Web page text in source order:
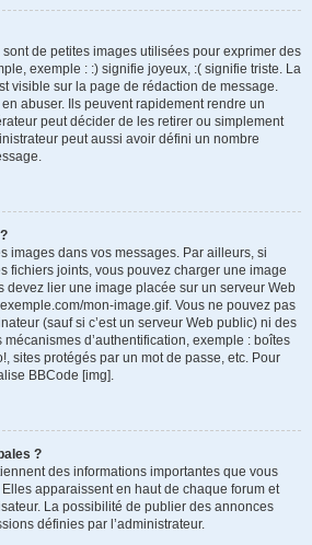
de petites images utilisées pour exprimer des
exemple : :) signifie joyeux, :( signifie triste. La
visible sur la page de rédaction de message.
abuser. Ils peuvent rapidement rendre un
peut décider de les retirer ou simplement
peut aussi avoir défini un nombre
images dans vos messages. Par ailleurs, si
fichiers joints, vous pouvez charger une image
devez lier une image placée sur un serveur Web
mon-image.gif. Vous ne pouvez pas
(sauf si c’est un serveur Web public) ni des
d’authentification, exemple : boîtes
sites protégés par un mot de passe, etc. Pour
BBCode [img].
?
des informations importantes que vous
apparaissent en haut de chaque forum et
La possibilité de publier des annonces
définies par l’administrateur.